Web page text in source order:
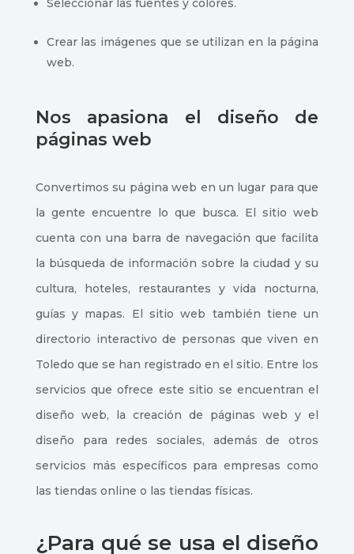
Seleccionar las fuentes y colores.
Crear las imágenes que se utilizan en la página
web.
Nos apasiona el diseño de
páginas web
Convertimos su página web en un lugar para que
la gente encuentre lo que busca. El sitio web
cuenta con una barra de navegación que facilita
la búsqueda de información sobre la ciudad y su
cultura, hoteles, restaurantes y vida nocturna,
guías y mapas. El sitio web también tiene un
directorio interactivo de personas que viven en
Toledo que se han registrado en el sitio. Entre los
servicios que ofrece este sitio se encuentran el
diseño web, la creación de páginas web y el
diseño para redes sociales, además de otros
servicios más específicos para empresas como
las tiendas online o las tiendas físicas.
¿Para qué se usa el diseño